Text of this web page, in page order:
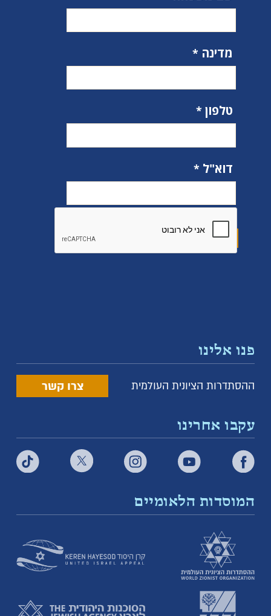
מדינה
טלפון
דוא"ל
פנו אלינו
ההסתדרות הציונית העולמית צרו קשר
עקבו אחרינו
המוסדות הלאומיים